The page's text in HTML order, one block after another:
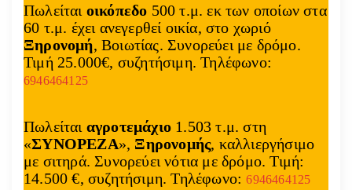
Πωλείται οικόπεδο 500 τ.μ. εκ των οποίων στα
60 τ.μ. έχει ανεγερθεί οικία, στο χωριό
Ξηρονομή, Βοιωτίας. Συνορεύει με δρόμο.
Τιμή 25.000€, συζητήσιμη. Τηλέφωνο:
6946464125
Πωλείται αγροτεμάχιο 1.503 τ.μ. στη
«ΣΥΝΟΡΕΖΑ», Ξηρονομής, καλλιεργήσιμο
με σιτηρά. Συνορεύει νότια με δρόμο. Τιμή:
14.500 €, συζητήσιμη. Τηλέφωνο:6946464125